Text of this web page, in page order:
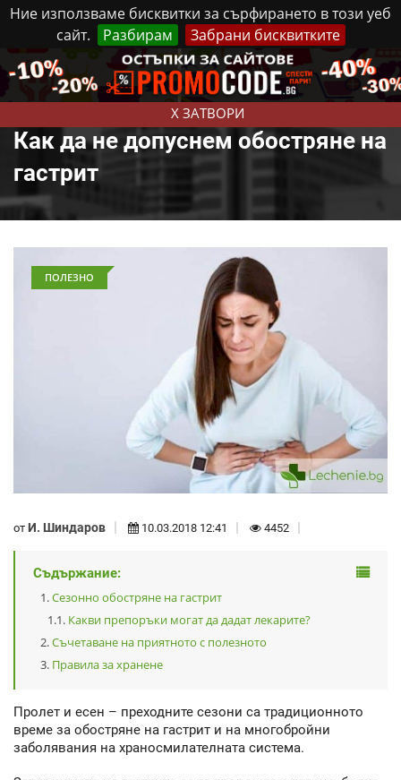
Ние използваме бисквитки за сърфирането в този уеб
сайт.
Разбирам Забрани бисквитките
X ЗАТВОРИ
Събота, 8 Август, 2026 Реклама Контакти
Как да не допуснем обостряне на
гастрит
ПОЛЕЗНО
от И. Шиндаров 10.03.2018 12:41 4452
Съдържание:
Сезонно обостряне на гастрит
Какви препоръки могат да дадат лекарите?
Съчетаване на приятното с полезното
Правила за хранене
Пролет и есен – преходните сезони са традиционното
време за обостряне на гастрит и на многобройни
заболявания на храносмилателната система.